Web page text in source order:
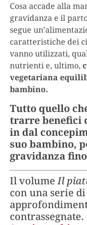
Cosa accade alla
gravidanza e il
segue
caratteristiche dei
vanno utilizzati,
nutrienti e, ultimo,
vegetariana
bambino.
Tutto quello
trarre benefici
in dal
suo bambino,
gravidanza
Il volumeIl
con una serie
contrassegnate.